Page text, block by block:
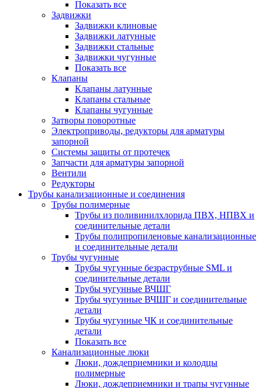
Показать все
Задвижки
Задвижки клиновые
Задвижки латунные
Задвижки стальные
Задвижки чугунные
Показать все
Клапаны
Клапаны латунные
Клапаны стальные
Клапаны чугунные
Затворы поворотные
Электроприводы, редукторы для арматуры
запорной
Системы защиты от протечек
Запчасти для арматуры запорной
Вентили
Редукторы
Трубы канализационные и соединения
Трубы полимерные
Трубы из поливинилхлорида ПВХ, НПВХ и
соединительные детали
Трубы полипропиленовые канализационные
и соединительные детали
Трубы чугунные
Трубы чугунные безраструбные SML и
соединительные детали
Трубы чугунные ВЧШГ
Трубы чугунные ВЧШГ и соединительные
детали
Трубы чугунные ЧК и соединительные
детали
Показать все
Канализационные люки
Люки, дождеприемники и колодцы
полимерные
Люки, дождеприемники и трапы чугунные